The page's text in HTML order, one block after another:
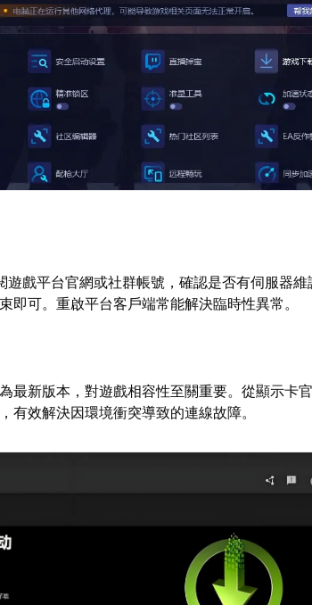
戲平台官網或社群帳號，確認是否有伺服器
即可。重啟平台客戶端常能解決臨時性異常。
最新版本，對遊戲相容性至關重要。從顯示卡
有效解決因環境衝突導致的連線故障。